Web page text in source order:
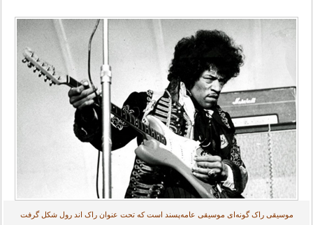
موسیقی راک گونه‌ای موسیقی عامه‌پسند است که تحت عنوان راک اند رول شکل گرفت